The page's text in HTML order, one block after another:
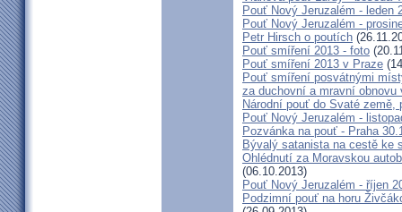
Pouť Nový Jeruzalém - leden
Pouť Nový Jeruzalém -
Petr Hirsch o poutích
Pouť smíření 2013 - foto
Pouť smíření 2013 v Praze
Pouť smíření posvátnými
za duchovní a mravní obnovu
Národní pouť do Svaté země,
Pouť Nový Jeruzalém -
Pozvánka na pouť - Praha
Bývalý satanista na cestě ke
Ohlédnutí za Moravskou
(06.10.2013)
Pouť Nový Jeruzalém - říjen
Podzimní pouť na horu